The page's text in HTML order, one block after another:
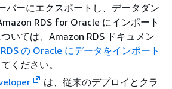
バーにエクスポートし、データダン
RDS for Oracle にインポート
いては、Amazon RDS ドキュメン
の Oracle にデータをインポート
ください。
は、従来のデプロイとクラ